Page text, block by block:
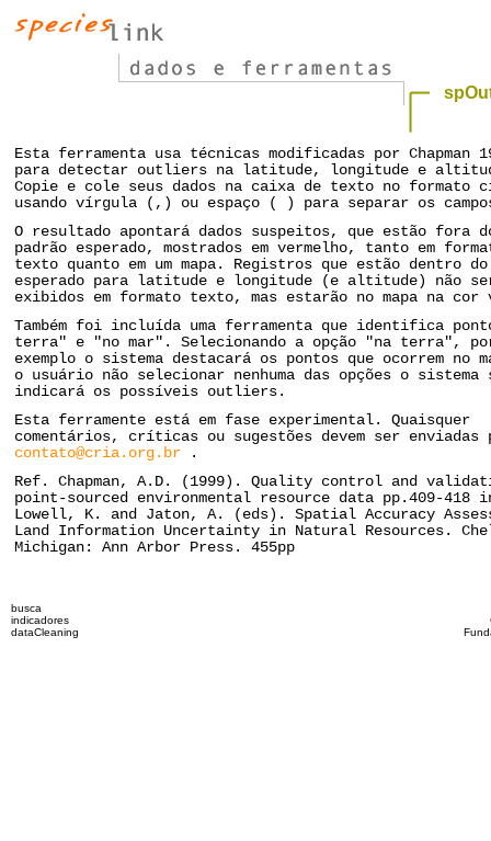
Esta ferramenta usa técnicas modificadas por Chapman
para detectar outliers na latitude, longitude e
Copie e cole seus dados na caixa de texto no formato
usando vírgula (,) ou espaço ( ) para separar os
O resultado apontará dados suspeitos, que estão fora
padrão esperado, mostrados em vermelho, tanto em
texto quanto em um mapa. Registros que estão dentro do
esperado para latitude e longitude (e altitude) não
exibidos em formato texto, mas estarão no mapa na cor
Também foi incluída uma ferramenta que identifica
terra" e "no mar". Selecionando a opção "na terra",
exemplo o sistema destacará os pontos que ocorrem no
o usuário não selecionar nenhuma das opções o sistema
indicará os possíveis outliers.
Esta ferramente está em fase experimental. Quaisquer
comentários, críticas ou sugestões devem ser enviadas
contato@cria.org.br
.
Ref. Chapman, A.D. (1999). Quality control and
point-sourced environmental resource data pp.409-418
Lowell, K. and Jaton, A. (eds). Spatial Accuracy
Land Information Uncertainty in Natural Resources.
Michigan: Ann Arbor Press. 455pp
busca
indicadores
dataCleaning